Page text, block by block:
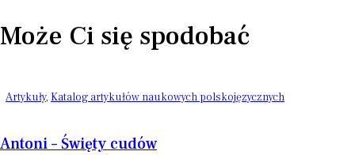
Może Ci się spodobać
Artykuły, Katalog artykułów naukowych polskojęzycznych
Antoni – Święty cudów